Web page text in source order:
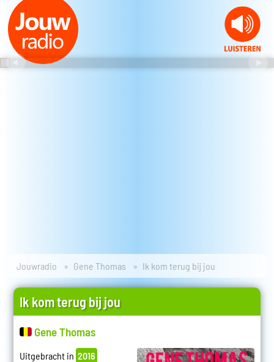
Jouwradio Gene Thomas Ik kom terug bij jou
Ik kom terug bij jou
Gene Thomas
Uitgebracht in 2016